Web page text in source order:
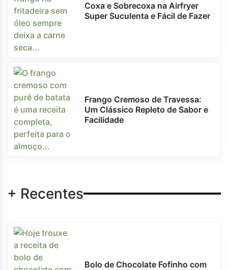
Coxa e Sobrecoxa na Airfryer
Super Suculenta e Fácil de Fazer
Frango Cremoso de Travessa:
Um Clássico Repleto de Sabor e
Facilidade
+ Recentes
Bolo de Chocolate Fofinho com